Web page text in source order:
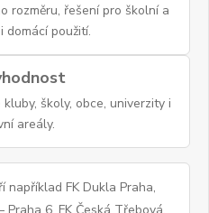
rozměru, řešení pro školní a
domácí použití.
školy, obce, univerzity i
areály.
například FK Dukla Praha,
6, FK Česká Třebová,